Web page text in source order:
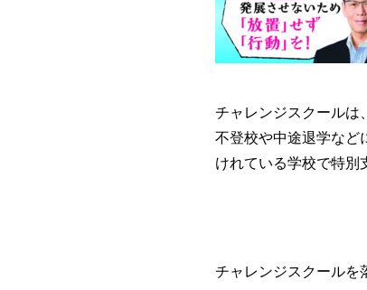
チャレンジスクールは
不登校や中途退学など
けれている学校で特別
チャレンジスクールを